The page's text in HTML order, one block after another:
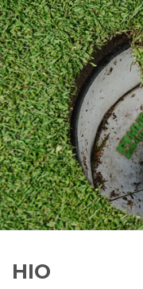
HIO